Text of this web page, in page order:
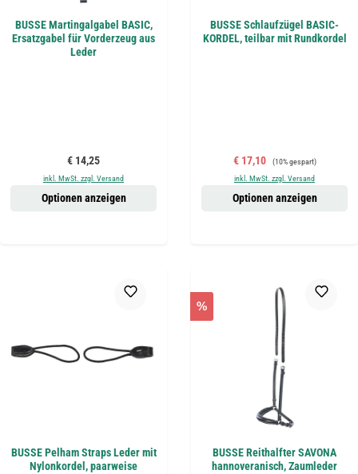
BUSSE Martingalgabel BASIC,
Ersatzgabel für Vorderzeug aus
Leder
Regulärer Preis:
€ 14,25
inkl. MwSt. zzgl. Versand
Optionen anzeigen
BUSSE Schlaufzügel BASIC-
KORDEL, teilbar mit Rundkordel
Verkaufspreis:
€ 17,10 Regulärer Preis:
(10% gespart)
inkl. MwSt. zzgl. Versand
Optionen anzeigen
BUSSE Pelham Straps Leder mit
Nylonkordel, paarweise
%
BUSSE Reithalfter SAVONA
hannoveranisch, Zaumleder